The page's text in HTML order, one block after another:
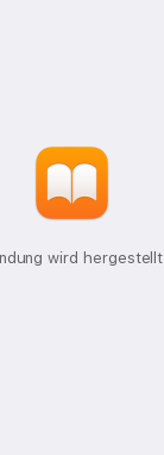
wird hergestellt